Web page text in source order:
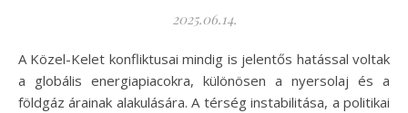
2025.06.14.
A Közel-Kelet konfliktusai mindig is jelentős hatással voltak
a globális energiapiacokra, különösen a nyersolaj és a
földgáz árainak alakulására. A térség instabilitása, a politikai